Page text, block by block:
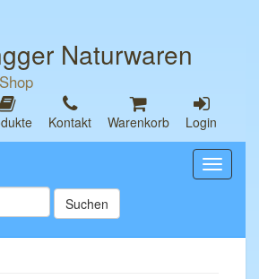
Naturwaren
Kontakt Warenkorb Login